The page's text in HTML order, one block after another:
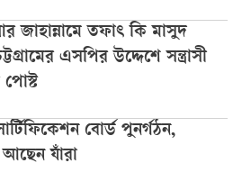
জাহান্নামে তফাৎ কি মাসুদ
এসপির উদ্দেশে সন্ত্রাসী
পোস্ট
বোর্ড পুনর্গঠন,
যাঁরা